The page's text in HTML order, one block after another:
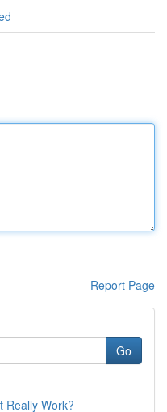
Report Page
Go
Really Work?